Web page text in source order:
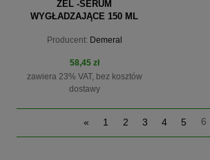
ŻEL -SERUM
WYGŁADZAJĄCE 150 ML
Producent: Demeral
58,45 zł
zawiera 23% VAT, bez kosztów
dostawy
« 1 2 3 4 5 6